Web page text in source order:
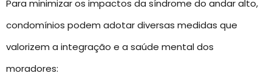
Para minimizar os impactos da síndrome do andar alto,
condomínios podem adotar diversas medidas que
valorizem a integração e a saúde mental dos
moradores: